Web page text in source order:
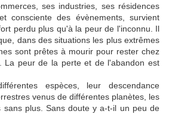
ses industries, ses résidences
consciente des évènements, survient
perdu plus qu'à la peur de l'inconnu. Il
dans des situations les plus extrêmes
sont prêtes à mourir pour rester chez
La peur de la perte et de l'abandon est
espèces, leur descendance
venus de différentes planètes, les
sans plus. Sans doute y a-t-il un peu de